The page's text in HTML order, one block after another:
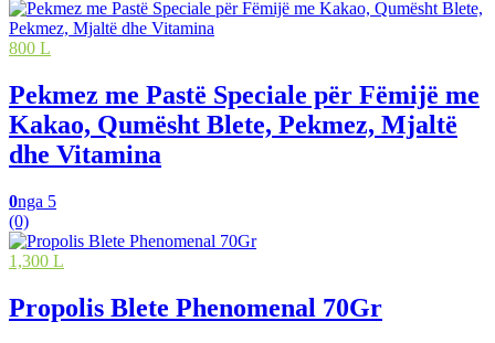
800 L
Pekmez me Pastë Speciale për Fëmijë me
Kakao, Qumësht Blete, Pekmez, Mjaltë
dhe Vitamina
0nga 5
(0)
1,300 L
Propolis Blete Phenomenal 70Gr